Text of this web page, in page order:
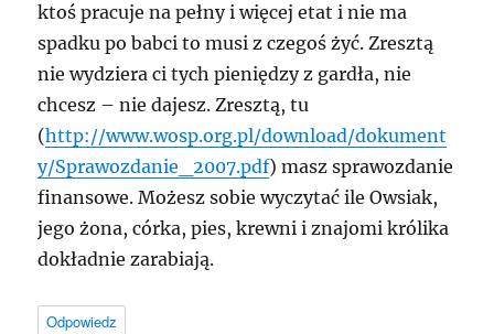
ktoś pracuje na pełny i więcej etat i nie ma
spadku po babci to musi z czegoś żyć. Zresztą
nie wydziera ci tych pieniędzy z gardła, nie
chcesz – nie dajesz. Zresztą, tu
(http://www.wosp.org.pl/download/dokument
y/Sprawozdanie_2007.pdf) masz sprawozdanie
finansowe. Możesz sobie wyczytać ile Owsiak,
jego żona, córka, pies, krewni i znajomi królika
dokładnie zarabiają.
Odpowiedz